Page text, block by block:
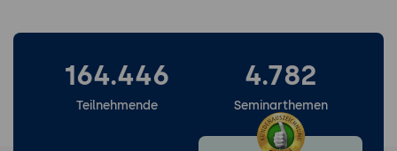
164.446
Teilnehmende
4.782
Seminarthemen